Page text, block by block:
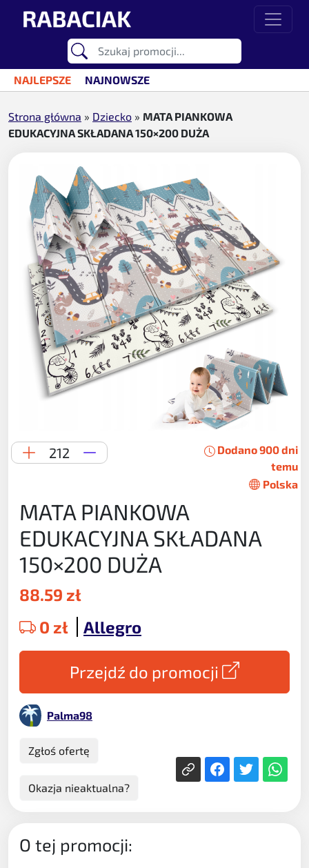
Main Navigation
NAJLEPSZE NAJNOWSZE
Strona główna » Dziecko » MATA PIANKOWA
EDUKACYJNA SKŁADANA 150×200 DUŻA
212
Dodano 900 dni
temu
Polska
MATA PIANKOWA
EDUKACYJNA SKŁADANA
150×200 DUŻA
88.59 zł
0 zł
Allegro
Przejdź do promocji
Palma98
Zgłoś ofertę
Okazja nieaktualna?
O tej promocji: